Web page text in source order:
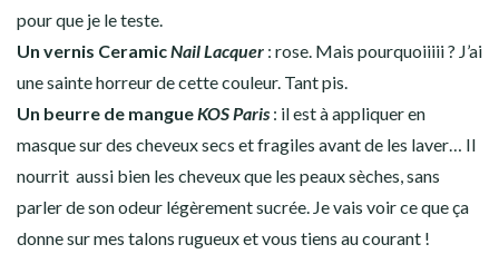
pour que je le teste.
Un vernis CeramicNail Lacquer : rose. Mais pourquoiiiii ? J’ai
une sainte horreur de cette couleur. Tant pis.
Un beurre de mangue KOS Paris : il està appliquer en
masque sur des cheveux secs et fragiles avant de les laver… Il
nourrit aussi bien les cheveux que les peaux sèches, sans
parler de son odeur légèrement sucrée. Je vais voir ce que ça
donne sur mes talons rugueux et vous tiens au courant !